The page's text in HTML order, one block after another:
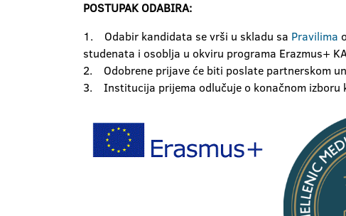
POSTUPAK ODABIRA:
1. Odabir kandidata se vrši u skladu sa Pravilima
studenata i osoblja u okviru programa Erazmus+
2. Odobrene prijave će biti poslate partnerskom
3. Institucija prijema odlučuje o konačnom izboru